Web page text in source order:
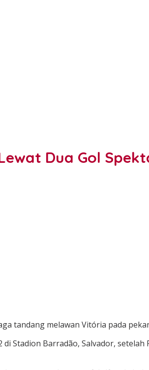
Dua Gol
tandang melawan Vitória pada
Stadion Barradão, Salvador,